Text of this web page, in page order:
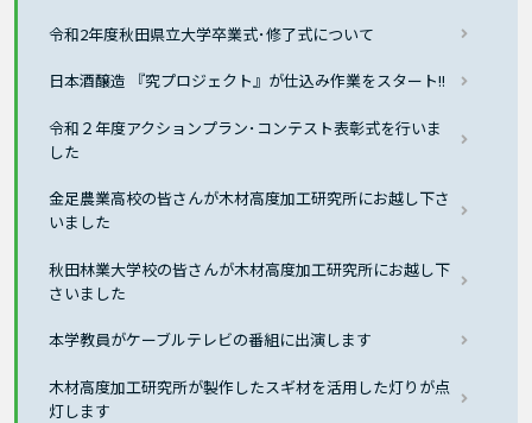
令和2年度秋田県立大学卒業式･修了式について
日本酒醸造 『究プロジェクト』が仕込み作業をスタート!!
令和２年度アクションプラン･コンテスト表彰式を行いま
した
金足農業高校の皆さんが木材高度加工研究所にお越し下さ
いました
秋田林業大学校の皆さんが木材高度加工研究所にお越し下
さいました
本学教員がケーブルテレビの番組に出演します
木材高度加工研究所が製作したスギ材を活用した灯りが点
灯します